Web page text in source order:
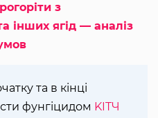
з
інших ягід — аналіз
та в кінці
фунгіцидом KITЧ